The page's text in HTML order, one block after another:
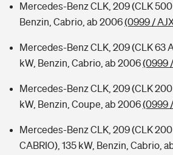
Mercedes-Benz CLK, 209 (CLK 500
Benzin, Cabrio, ab 2006(0999 /
Mercedes-Benz CLK, 209 (CLK 63
kW, Benzin, Cabrio, ab 2006(0999
Mercedes-Benz CLK, 209 (CLK 200
kW, Benzin, Coupe, ab 2006(0999
Mercedes-Benz CLK, 209 (CLK 200
CABRIO), 135 kW, Benzin, Cabrio,